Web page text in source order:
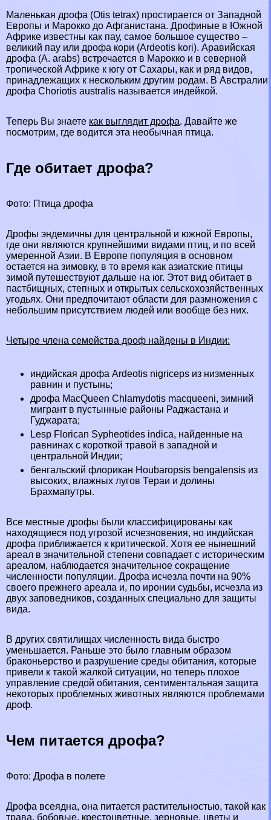
Маленькая дрофа (Otis tetrax) простирается от Западной
Европы и Марокко до Афганистана. Дрофиные в Южной
Африке известны как пау, самое большое существо –
великий пау или дрофа кори (Ardeotis kori). Аравийская
дрофа (A. arabs) встречается в Марокко и в северной
тропической Африке к югу от Сахары, как и ряд видов,
принадлежащих к нескольким другим родам. В Австралии
дрофа Choriotis australis называется индейкой.
Теперь Вы знаете как выглядит дрофа. Давайте же
посмотрим, где водится эта необычная птица.
Где обитает дрофа?
Фото: Птица дрофа
Дрофы эндемичны для центральной и южной Европы,
где они являются крупнейшими видами птиц, и по всей
умеренной Азии. В Европе популяция в основном
остается на зимовку, в то время как азиатские птицы
зимой путешествуют дальше на юг. Этот вид обитает в
пастбищных, степных и открытых сельскохозяйственных
угодьях. Они предпочитают области для размножения с
небольшим присутствием людей или вообще без них.
Четыре члeна семейства дроф найдены в Индии:
индийская дрофа Ardeotis nigriceps из низменных
равнин и пустынь;
дрофа MacQueen Chlamydotis macqueeni, зимний
мигрант в пустынные районы Раджастана и
Гуджарата;
Lesp Florican Sypheotides indica, найденные на
равнинах с короткой травой в западной и
центральной Индии;
бенгальский флорикан Houbaropsis bengalensis из
высоких, влажных лугов Тераи и долины
Брахмапутры.
Все местные дрофы были классифицированы как
находящиеся под угрозой исчезновения, но индийская
дрофа приближается к критической. Хотя ее нынешний
ареал в значительной степени совпадает с историческим
ареалом, наблюдается значительное сокращение
численности популяции. Дрофа исчезла почти на 90%
своего прежнего ареала и, по иронии судьбы, исчезла из
двух заповедников, созданных специально для защиты
вида.
В других святилищах численность вида быстро
уменьшается. Раньше это было главным образом
бpaконьерство и разрушение среды обитания, которые
привели к такой жалкой ситуации, но теперь плохое
управление средой обитания, сентиментальная защита
некоторых проблемных животных являются проблемами
дроф.
Чем питается дрофа?
Фото: Дрофа в полете
Дрофа всеядна, она питается растительностью, такой как
трава, бобовые, крестоцветные, зерновые, цветы и